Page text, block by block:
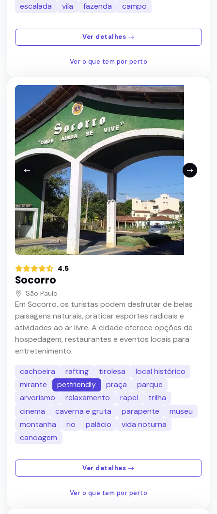
escalada
vila fazenda campo
Ver detalhes
Ver o que tem por perto
4.5
Socorro
São Paulo
Em Socorro, os turistas podem desfrutar de belas
paisagens naturais, praticar esportes radicais e
atividades ao ar livre. A cidade oferece opções de
hospedagem, restaurantes e eventos locais para
entretenimento.
cachoeira
rafting tirolesa
local histórico
mirante
petfriendly praça
parque
arvorismo
relaxamento rapel
trilha
cinema
caverna e gruta parapente
museu
montanha
rio palácio
vida noturna
canoagem
Ver detalhes
Ver o que tem por perto